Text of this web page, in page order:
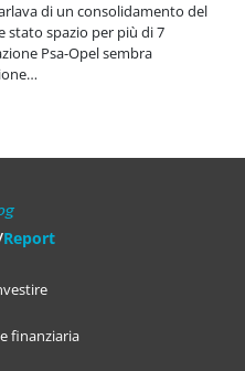
di un consolidamento del
stato spazio per più di 7
Psa-Opel sembra
Report
finanziaria